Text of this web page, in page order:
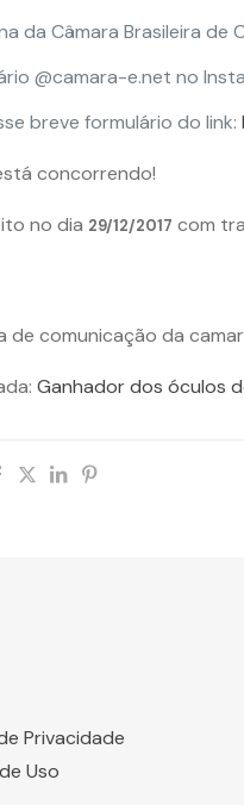
da Câmara Brasileira de
@camara-e.net no
breve formulário do link:
concorrendo!
no dia 29/12/2017 com
de comunicação da
Ganhador dos óculos
Privacidade
Uso